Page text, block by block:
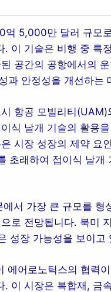
5,000만 달러 규모
이 기술은 비행 중 특
공간의 공항에서의
과 안정성을 개선하는
항공 모빌리티
식 날개 기술의 활용
시장 성장의 제약 요
초래하여 접이식 날개
서 가장 큰 규모를 형
로 전망됩니다. 북미
성장 가능성을 보이고
에어로노틱스의 협력
이 시장은 복합재, 금